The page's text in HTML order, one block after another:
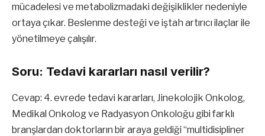
mücadelesi ve metabolizmadaki değişiklikler nedeniyle
ortaya çıkar. Beslenme desteği ve iştah artırıcı ilaçlar ile
yönetilmeye çalışılır.
Soru: Tedavi kararları nasıl verilir?
Cevap: 4. evrede tedavi kararları, Jinekolojik Onkolog,
Medikal Onkolog ve Radyasyon Onkoloğu gibi farklı
branşlardan doktorların bir araya geldiği “multidisipliner